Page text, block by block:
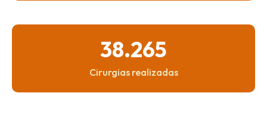
38.265
Cirurgiasrealizadas